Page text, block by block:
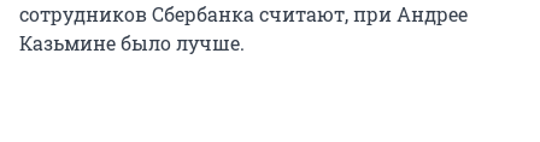
сотрудников Сбербанка считают, при Андрее
Казьмине было лучше.